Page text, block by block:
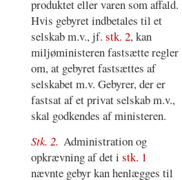
produktet eller varen som affald.
Hvis gebyret indbetales til et
selskab m.v., jf. stk. 2, kan
miljøministeren fastsætte regler
om, at gebyret fastsættes af
selskabet m.v. Gebyrer, der er
fastsat af et privat selskab m.v.,
skal godkendes af ministeren.
Stk. 2. Administration og
opkrævning af det i stk. 1
nævnte gebyr kan henlægges til